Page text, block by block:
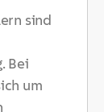
sind
Bei
um